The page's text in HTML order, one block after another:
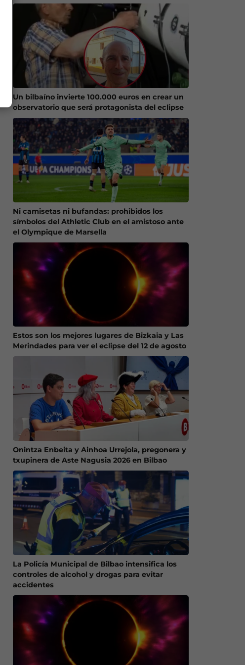
Un bilbaíno invierte 100.000 euros en crear un
observatorio que será protagonista del eclipse
Ni camisetas ni bufandas: prohibidos los
símbolos del Athletic Club en el amistoso ante
el Olympique de Marsella
Estos son los mejores lugares de Bizkaia y Las
Merindades para ver el eclipse del 12 de agosto
Onintza Enbeita y Ainhoa Urrejola, pregonera y
txupinera de Aste Nagusia 2026 en Bilbao
La Policía Municipal de Bilbao intensifica los
controles de alcohol y drogas para evitar
accidentes